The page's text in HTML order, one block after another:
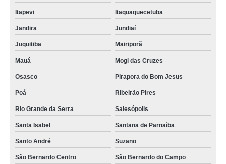
Itapevi Itaquaquecetuba
Jandira Jundiaí
Juquitiba Mairiporã
Mauá Mogi das Cruzes
Osasco Pirapora do Bom Jesus
Poá Ribeirão Pires
Rio Grande da Serra Salesópolis
Santa Isabel Santana de Parnaíba
Santo André Suzano
São Bernardo Centro São Bernardo do Campo